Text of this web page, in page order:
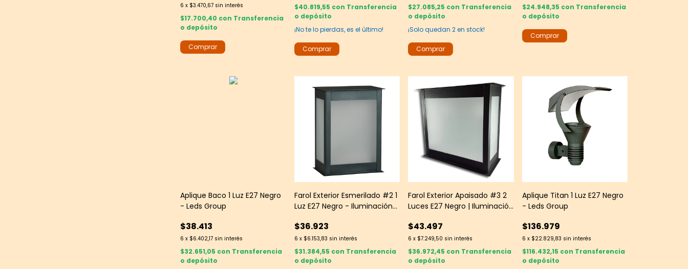
6 x $3.470,67 sin interés
$17.700,40 con Transferencia
o depósito
$40.819,55 con Transferencia
o depósito
¡No te lo pierdas, es el último!
$27.085,25 con Transferencia
o depósito
¡Solo quedan2en stock!
$24.948,35 con Transferencia
o depósito
Aplique Baco 1 Luz E27 Negro
- Leds Group
$38.413
6 x $6.402,17 sin interés
$32.651,05 con Transferencia
o depósito
Farol Exterior Esmerilado #2 1
Luz E27 Negro - Iluminación
$36.923
6 x $6.153,83 sin interés
$31.384,55 con Transferencia
o depósito
Farol Exterior Apaisado #3 2
Luces E27 Negro | Iluminación
$43.497
6 x $7.249,50 sin interés
$36.972,45 con Transferencia
o depósito
Aplique Titan 1 Luz E27 Negro
- Leds Group
$136.979
6 x $22.829,83 sin interés
$116.432,15 con Transferencia
o depósito